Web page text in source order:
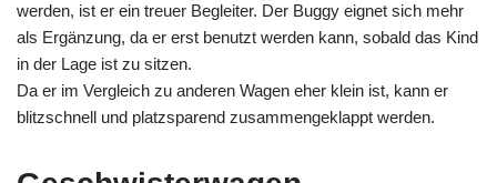
werden, ist er ein treuer Begleiter. Der Buggy eignet sich mehr
als Ergänzung, da er erst benutzt werden kann, sobald das Kind
in der Lage ist zu sitzen.
Da er im Vergleich zu anderen Wagen eher klein ist, kann er
blitzschnell und platzsparend zusammengeklappt werden.